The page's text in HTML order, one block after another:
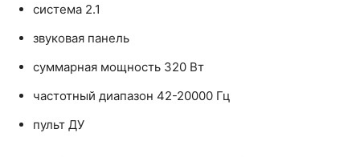
система 2.1
звуковая панель
суммарная мощность 320 Вт
частотный диапазон 42-20000 Гц
пульт ДУ